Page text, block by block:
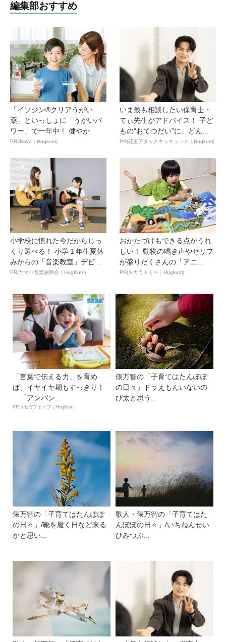
編集部おすすめ
「イソジン®クリアうがい
薬」といっしょに「うがいパ
ワー」で一年中！ 健やか
PR(iNova｜Hugkum)
いま最も相談したい保育士・
てぃ先生がアドバイス！ 子ど
もの“おてつだい”に、どん...
PR(花王アタックキュキュット｜Hugkum)
小学校に慣れた今だからじっ
くり選べる！ 小学１年生夏休
みからの「音楽教室」デビ
ュ...
PR(ヤマハ音楽振興会｜HugKum)
おかたづけもできる点がうれ
しい！ 動物の鳴き声やセリフ
が盛りだくさんの「アニ
ア ...
PR(タカラトミー｜Hugkum)
「言葉で伝える力」を育め
ば、イヤイヤ期もすっきり！
「アンパン...
PR（セガフェイブ｜HugKum）
俵万智の「子育てはたんぽぽ
の日々」ドラえもんいないの
び太と思う...
俵万智の「子育てはたんぽぽ
の日々」/靴を履く日など来る
かと思い...
歌人・俵万智の「子育てはた
んぽぽの日々」/いちねんせい
ひみつぶ...